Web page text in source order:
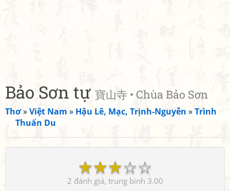
Bảo Sơn tự 寶山寺 • Chùa Bảo Sơn
Thơ»Việt Nam » Hậu Lê, Mạc, Trịnh-Nguyễn »Trình
Thuấn Du
☆
☆
☆
☆
☆
2 3.00